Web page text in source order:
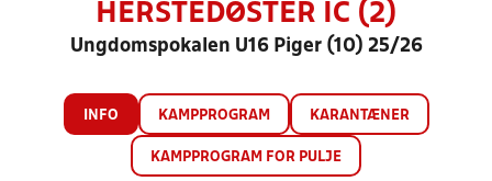
HERSTEDØSTER IC (2)
Ungdomspokalen U16 Piger (10) 25/26
INFO KAMPPROGRAM KARANTÆNER
KAMPPROGRAM FOR PULJE